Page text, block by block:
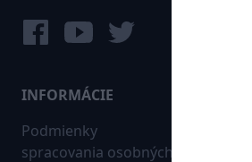
INFORMÁCIE
Podmienky
spracovania osobných